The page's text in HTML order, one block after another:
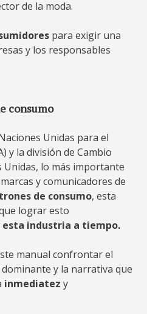
de la moda.
para exigir una
y los responsables
consumo
Unidas para el
y la división de Cambio
Unidas, lo más importante
y comunicadores de
de consumo, esta
lograr esto
industria a tiempo.
manual confrontar el
y la narrativa que
inmediatez y